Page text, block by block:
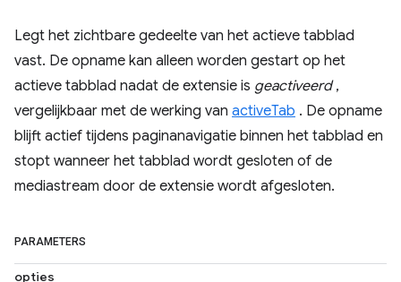
Legt het zichtbare gedeelte van het actieve tabblad
vast. De opname kan alleen worden gestart op het
actieve tabblad nadat de extensie is geactiveerd,
vergelijkbaar met de werking van activeTab . De opname
blijft actief tijdens paginanavigatie binnen het tabblad en
stopt wanneer het tabblad wordt gesloten of de
mediastream door de extensie wordt afgesloten.
PARAMETERS
opties